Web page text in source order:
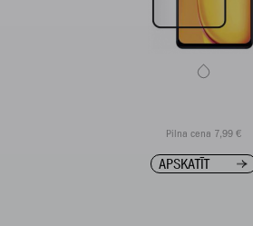
Pilna cena 7,99 €
APSKATĪT